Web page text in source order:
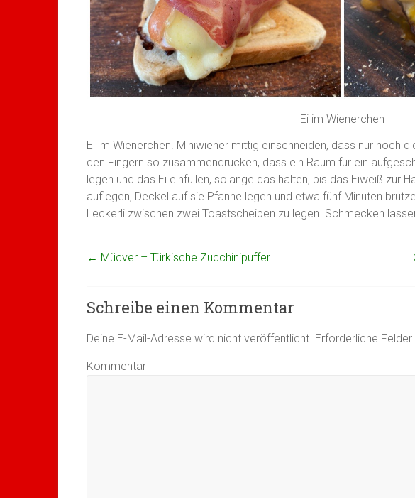
Ei im Wienerchen
Ei im Wienerchen. Miniwiener mittig einschneiden, dass nur noch
den Fingern so zusammendrücken, dass ein Raum für ein
legen und das Ei einfüllen, solange das halten, bis das Eiweiß zur
auflegen, Deckel auf sie Pfanne legen und etwa fünf Minuten
Leckerli zwischen zwei Toastscheiben zu legen. Schmecken
← Mücver – Türkische Zucchinipuffer
Schreibe einen Kommentar
Deine E-Mail-Adresse wird nicht veröffentlicht. Erforderliche
Kommentar